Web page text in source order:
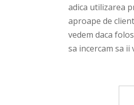
adica utilizarea
aproape de
vedem daca
sa incercam sa